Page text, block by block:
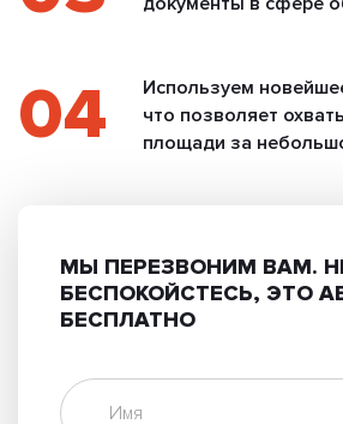
04
Используем
что позволяет
площади за
МЫ ПЕРЕЗВОНИМ ВАМ.
БЕСПОКОЙСТЕСЬ, ЭТО
БЕСПЛАТНО